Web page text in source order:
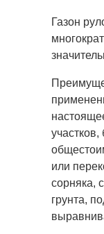
Газон
участков,
или
сорняка,
грунта,